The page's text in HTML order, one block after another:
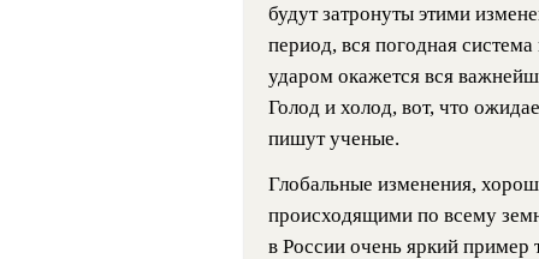
будут затронуты этими
период, вся погодная
ударом окажется вся
Голод и холод, вот, что
пишут ученые.
Глобальные изменения,
происходящими по всему
в России очень яркий пример